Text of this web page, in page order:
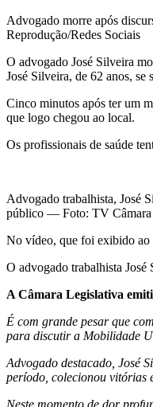
Advogado morre após
Reprodução/Redes Sociais
O advogado José Silveira
José Silveira, de 62 anos, se
Cinco minutos após ter um
que logo chegou ao local.
Os profissionais de saúde
Advogado trabalhista, José
público — Foto: TV Câmara
No vídeo, que foi exibido ao
O advogado trabalhista José
A Câmara Legislativa
É com grande pesar que
para discutir a Mobilidade
Advogado destacado, José
período, colecionou vitórias
Neste momento de dor